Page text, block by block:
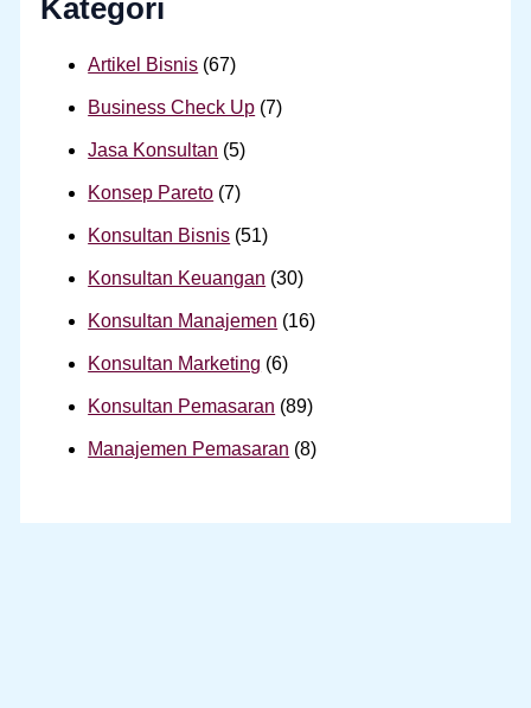
Kategori
Artikel Bisnis (67)
Business Check Up (7)
Jasa Konsultan (5)
Konsep Pareto (7)
Konsultan Bisnis (51)
Konsultan Keuangan (30)
Konsultan Manajemen (16)
Konsultan Marketing (6)
Konsultan Pemasaran (89)
Manajemen Pemasaran (8)